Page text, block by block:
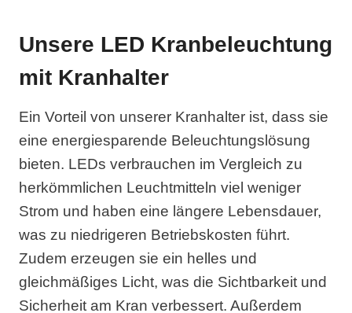
Unsere LED Kranbeleuchtung
mit Kranhalter
Ein Vorteil von unserer Kranhalter ist, dass sie
eine energiesparende Beleuchtungslösung
bieten. LEDs verbrauchen im Vergleich zu
herkömmlichen Leuchtmitteln viel weniger
Strom und haben eine längere Lebensdauer,
was zu niedrigeren Betriebskosten führt.
Zudem erzeugen sie ein helles und
gleichmäßiges Licht, was die Sichtbarkeit und
Sicherheit am Kran verbessert. Außerdem